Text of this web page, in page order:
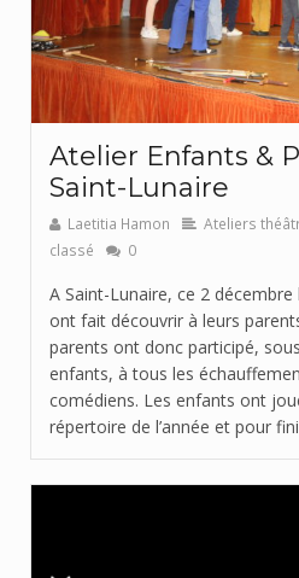
Atelier Enfants &
Saint-Lunaire
Laetitia Hamon Ateliers
classé
0
A Saint-Lunaire, ce 2 décembre
ont fait découvrir à leurs
parents ont donc participé,
enfants, à tous les
comédiens. Les enfants ont
répertoire de l’année et pour